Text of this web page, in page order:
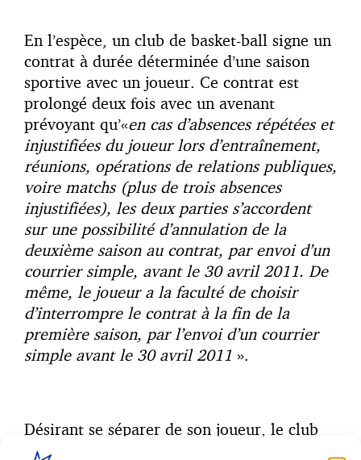
En l’espèce, un club de basket-ball signe un
contrat à durée déterminée d’une saison
sportive avec un joueur. Ce contrat est
prolongé deux fois avec un avenant
prévoyant qu’«en cas d’absences répétées et
injustifiées du joueur lors d’entraînement,
réunions, opérations de relations publiques,
voire matchs (plus de trois absences
injustifiées), les deux parties s’accordent
sur une possibilité d’annulation de la
deuxième saison au contrat, par envoi d’un
courrier simple, avant le 30 avril 2011. De
même, le joueur a la faculté de choisir
d’interrompre le contrat à la fin de la
première saison, par l’envoi d’un courrier
simple avant le 30 avril 2011 ».
Désirant se séparer de son joueur, le club
fait application de la clause résolutoire.